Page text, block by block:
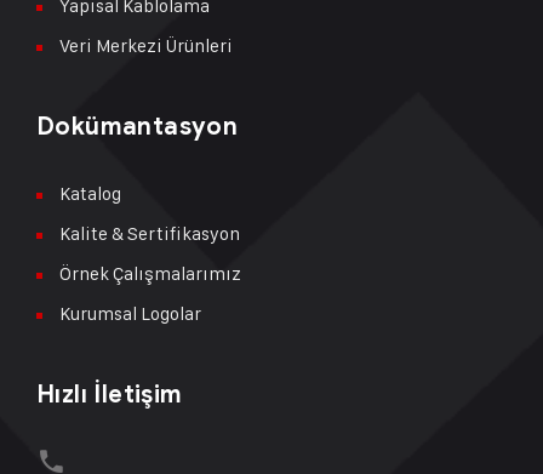
Yapısal Kablolama
Veri Merkezi Ürünleri
Dokümantasyon
Katalog
Kalite & Sertifikasyon
Örnek Çalışmalarımız
Kurumsal Logolar
Hızlı İletişim